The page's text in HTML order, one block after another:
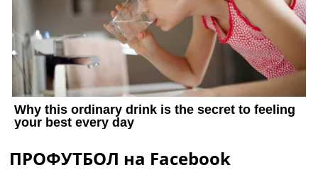
ПРОФУТБОЛ на Facebook